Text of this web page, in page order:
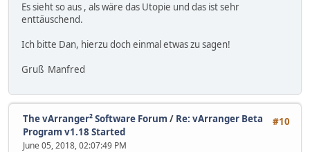
Es sieht so aus , als wäre das Utopie und das ist sehr
enttäuschend.
Ich bitte Dan, hierzu doch einmal etwas zu sagen!
Gruß Manfred
#10
The vArranger² Software Forum / Re: vArranger Beta
Program v1.18 Started
June 05, 2018, 02:07:49 PM